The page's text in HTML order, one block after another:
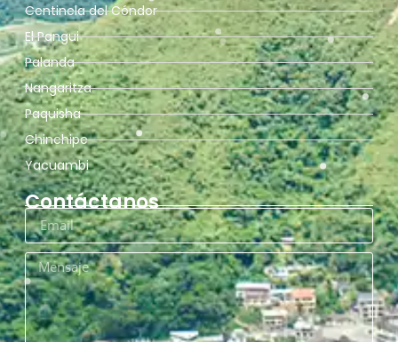
Centinela del Cóndor
El Pangui
Palanda
Nangaritza
Paquisha
Chinchipe
Yacuambi
Contáctanos